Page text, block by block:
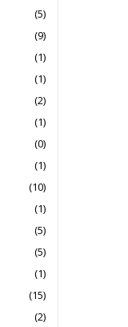
(5)
(9)
(1)
(1)
(2)
(1)
(0)
(1)
(10)
(1)
(5)
(5)
(1)
(15)
(2)